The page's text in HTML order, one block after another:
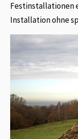
Festinstallationen
Installation ohne